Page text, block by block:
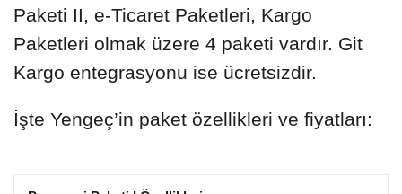
Paketi II, e-Ticaret Paketleri, Kargo
Paketleri olmak üzere 4 paketi vardır. Git
Kargo entegrasyonu ise ücretsizdir.
İşte Yengeç’in paket özellikleri ve fiyatları: